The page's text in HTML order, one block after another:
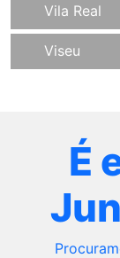
Vila Real
Viseu
É